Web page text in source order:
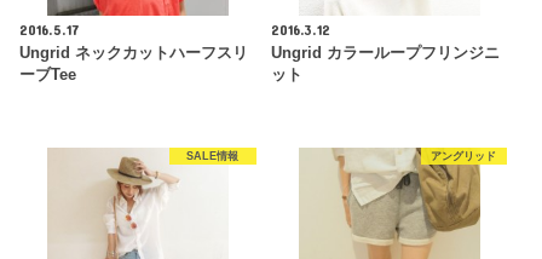
2016.5.17
Ungrid ネックカットハーフスリ
ーブTee
2016.3.12
Ungrid カラーループフリンジニ
ット
SALE情報 アングリッド